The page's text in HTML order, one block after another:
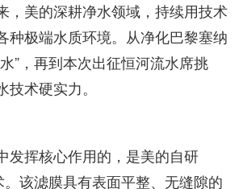
，美的深耕净水领域，持续用技术
种极端水质环境。从净化巴黎塞纳
”，再到本次出征恒河流水席挑
术硬实力。
发挥核心作用的，是美的自研
。该滤膜具有表面平整、无缝隙的